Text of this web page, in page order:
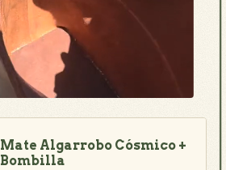
Mate Algarrobo Cósmico +
Bombilla